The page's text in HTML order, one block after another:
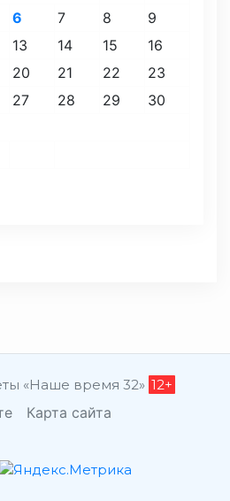
6 7 8
9
13 14 15
16
20 21 22
23
27 28 29
30
«Наше время 32» 12+
Карта сайта